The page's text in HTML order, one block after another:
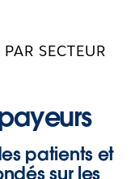
SECTEUR
patients et
sur les